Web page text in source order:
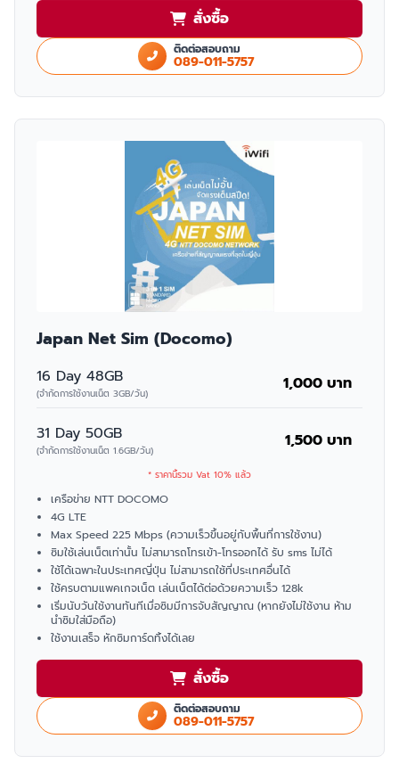
สั่งซื้อ
ติดต่อสอบถาม
089-011-5757
Japan Net Sim (Docomo)
16 Day 48GB
(จำกัดการใช้งานเน็ต 3GB/วัน) 1,000 บาท
31 Day 50GB
(จำกัดการใช้งานเน็ต 1.6GB/วัน) 1,500 บาท
* ราคานี้รวม Vat 10% แล้ว
เครือข่าย NTT DOCOMO
4G LTE
Max Speed 225 Mbps (ความเร็วขึ้นอยู่กับพื้นที่การใช้งาน)
ซิมใช้เล่นเน็ตเท่านั้น ไม่สามารถโทรเข้า-โทรออกได้ รับ sms ไม่ได้
ใช้ได้เฉพาะในประเทศญี่ปุ่น ไม่สามารถใช้ที่ประเทศอื่นได้
ใช้ครบตามแพคเกจเน็ต เล่นเน็ตได้ต่อด้วยความเร็ว 128k
เริ่มนับวันใช้งานทันทีเมื่อซิมมีการจับสัญญาณ (หากยังไม่ใช้งาน ห้าม
นำซิมใส่มือถือ)
ใช้งานเสร็จ หักซิมการ์ดทิ้งได้เลย
สั่งซื้อ
ติดต่อสอบถาม
089-011-5757